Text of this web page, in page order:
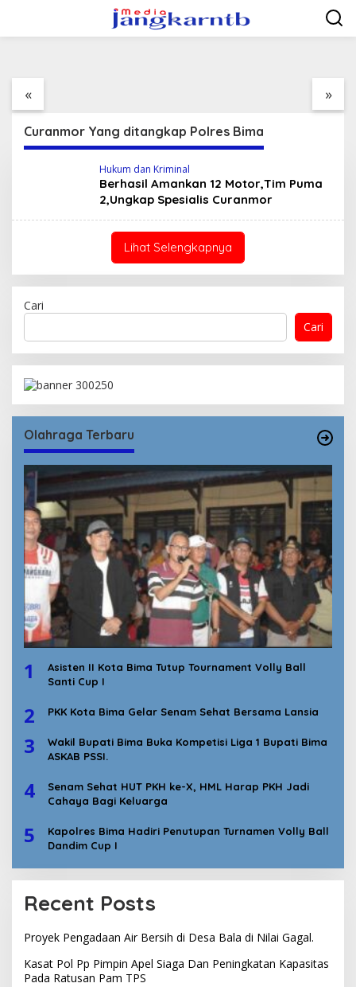
konten
2,Ungkap Spesialis Curanmor
« »
Merek Rokok Ilegal
Jadi Target Operasi
Curanmor Yang ditangkap Polres Bima
Hukum dan Kriminal
Berhasil Amankan 12 Motor,Tim Puma
2,Ungkap Spesialis Curanmor
Lihat Selengkapnya
Cari
Cari
Olahraga Terbaru
1
Asisten II Kota Bima Tutup Tournament Volly Ball
Santi Cup I
2 PKK Kota Bima Gelar Senam Sehat Bersama Lansia
3
Wakil Bupati Bima Buka Kompetisi Liga 1 Bupati Bima
ASKAB PSSI.
4
Senam Sehat HUT PKH ke-X, HML Harap PKH Jadi
Cahaya Bagi Keluarga
5
Kapolres Bima Hadiri Penutupan Turnamen Volly Ball
Dandim Cup I
Recent Posts
Proyek Pengadaan Air Bersih di Desa Bala di Nilai Gagal.
Kasat Pol Pp Pimpin Apel Siaga Dan Peningkatan Kapasitas
Pada Ratusan Pam TPS